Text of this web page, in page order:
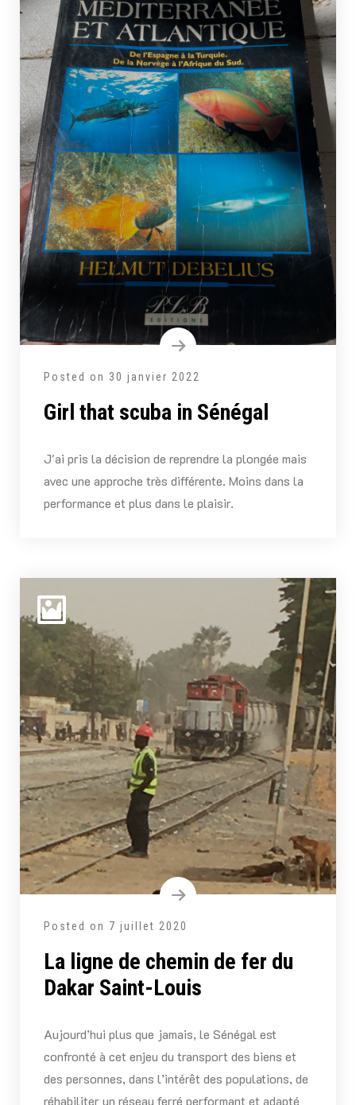
Posted on 30 janvier 2022
Girl that scuba in Sénégal
J'ai pris la décision de reprendre la plongée mais
avec une approche très différente. Moins dans la
performance et plus dans le plaisir.
Posted on 7 juillet 2020
La ligne de chemin de fer du
Dakar Saint-Louis
Aujourd’hui plus que jamais, le Sénégal est
confronté à cet enjeu du transport des biens et
des personnes, dans l’intérêt des populations, de
réhabiliter un réseau ferré performant et adapté